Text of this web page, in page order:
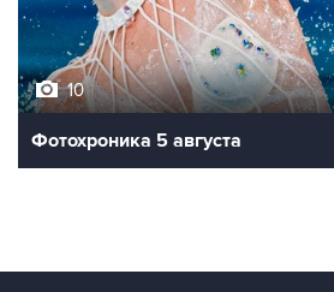
10
Фотохроника 5 августа